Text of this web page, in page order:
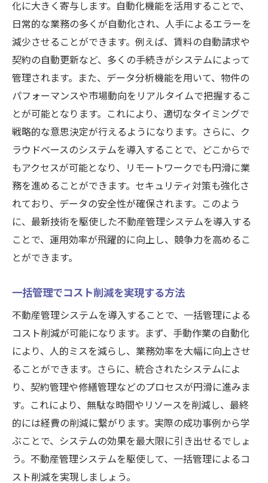
自動化による業務効率の向上
情報管理の自動化がもたらすメリット
自動化機能の未来展望
最新の不動産管理システムが業界トレンドを押
さえる秘密
最新システムが業界トレンドをリードする
理由
トレンドを押さえるための具体的機能
業界変化に適応するためのシステム導入
最新技術による業界トレンドの分析
トレンドに対応するためのシステム活用法
業界をリードするための秘訣
化に大きく寄与します。自動化機能を活用することで、
日常的な業務の多くが自動化され、人手によるエラーを
減少させることができます。例えば、賃料の自動請求や
契約の自動更新など、多くの手続きがシステムによって
管理されます。また、データ分析機能を用いて、物件の
パフォーマンスや市場動向をリアルタイムで把握するこ
とが可能となります。これにより、適切なタイミングで
戦略的な意思決定が行えるようになります。さらに、ク
ラウドベースのシステムを導入することで、どこからで
もアクセスが可能となり、リモートワークでも円滑に業
務を進めることができます。セキュリティ対策も強化さ
れており、データの安全性が確保されます。このよう
に、最新技術を駆使した不動産管理システムを導入する
ことで、運用効率が飛躍的に向上し、競争力を高めるこ
とができます。
一括管理でコスト削減を実現する方法
不動産管理システムを導入することで、一括管理による
コスト削減が可能になります。まず、手動作業の自動化
により、人的ミスを減らし、業務効率を大幅に向上させ
ることができます。さらに、統合されたシステムによ
り、契約管理や修繕管理などのプロセスが円滑に進みま
す。これにより、無駄な時間やリソースを削減し、最終
的には経費の削減に繋がります。実際の成功事例から学
ぶことで、システムの効果を最大限に引き出せるでしょ
う。不動産管理システムを駆使して、一括管理によるコ
スト削減を実現しましょう。